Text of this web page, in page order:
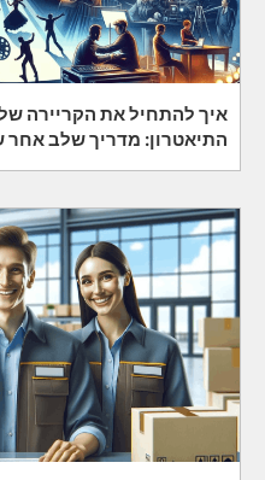
איך להתחיל את הקריירה
התיאטרון: מדריך שלב אחר